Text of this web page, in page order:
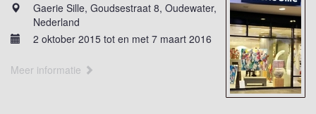
Gaerie Sille, Goudsestraat 8, Oudewater,
Nederland
2 oktober 2015 tot en met 7 maart 2016
Meer informatie